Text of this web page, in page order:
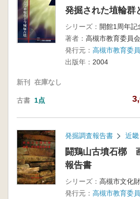
発掘された埴輪群
シリーズ： 開館1周年
著者：
発行元：
出版年： 2004
新刊 在庫なし
古書 1点
発掘調査報告書 近畿
闘鶏山古墳石槨
報告書
シリーズ： 高槻市文化
発行元： 高槻市教育委